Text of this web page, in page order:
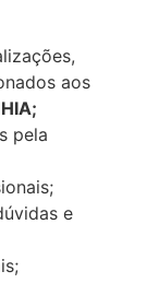
aos
pela
e